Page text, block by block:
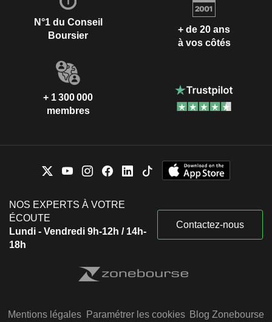
N°1 du Conseil
Boursier
+ de 20 ans
à vos côtés
+ 1 300 000
membres
NOS EXPERTS À VOTRE
ÉCOUTE
Lundi - Vendredi 9h-12h / 14h-
18h
Contactez-nous
Mentions légales Paramétrer les cookies Blog Zonebourse